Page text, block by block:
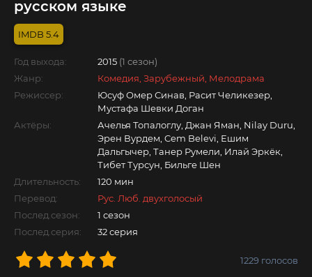
русском языке
5.4
Год выхода: 2015 (1 сезон)
Жанр:
Комедия, Зарубежный, Мелодрама
Режиссер:
Юсуф Омер Синав, Расит Челикезер,
Мустафа Шевки Доган
Актёры:
Ачелья Топалоглу, Джан Яман, Nilay Duru,
Эрен Вурдем, Cem Belevi, Ешим
Дальгычер, Танер Румели, Илай Эркёк,
Тибет Турсун, Бильге Шен
Длительность:
120 мин
Перевод:
Рус. Люб. двухголосый
Послед.сезон:
1 сезон
Послед.серия:
32 серия
1229 голосов